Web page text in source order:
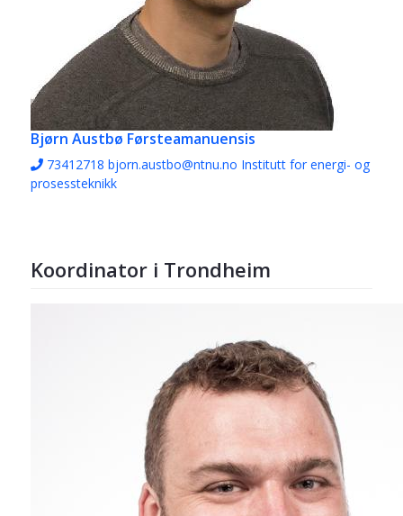
Bjørn Austbø Førsteamanuensis
73412718 bjorn.austbo@ntnu.no Institutt for energi- og
prosessteknikk
Koordinator i Trondheim